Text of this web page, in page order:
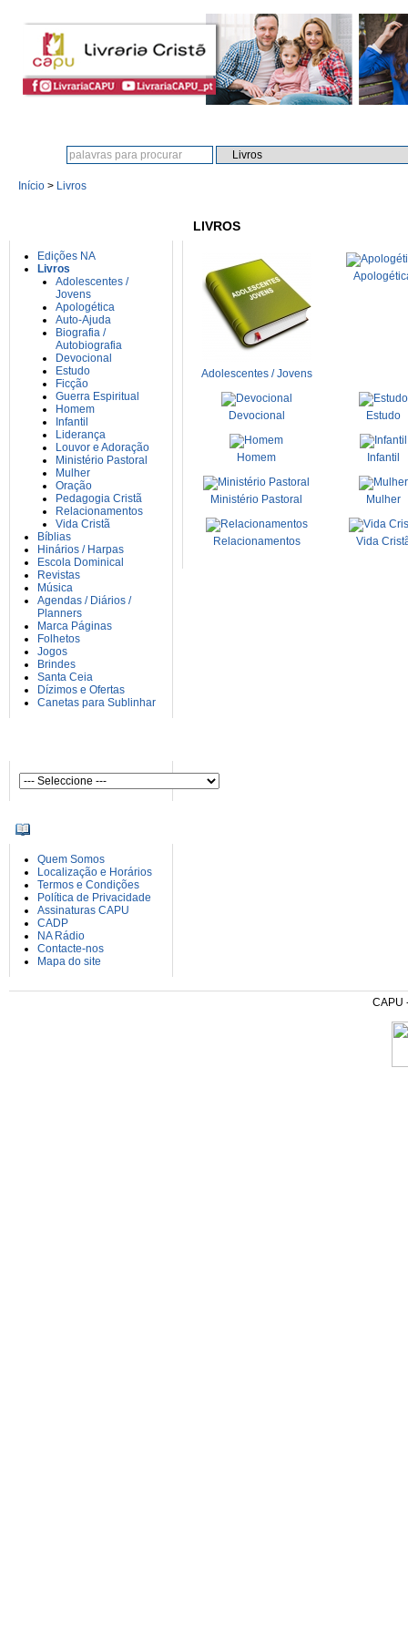
Início > Livros
Edições NA
Livros
Adolescentes /
Jovens
Apologética
Auto-Ajuda
Biografia /
Autobiografia
Devocional
Estudo
Ficção
Guerra Espiritual
Homem
Infantil
Liderança
Louvor e Adoração
Ministério Pastoral
Mulher
Oração
Pedagogia Cristã
Relacionamentos
Vida Cristã
Bíblias
Hinários / Harpas
Escola Dominical
Revistas
Música
Agendas / Diários /
Planners
Marca Páginas
Folhetos
Jogos
Brindes
Santa Ceia
Dízimos e Ofertas
Canetas para Sublinhar
Quem Somos
Localização e Horários
Termos e Condições
Política de Privacidade
Assinaturas CAPU
CADP
NA Rádio
Contacte-nos
Mapa do site
LIVROS
Adolescentes / Jovens
Devocional Estudo
Homem Infantil
Ministério Pastoral Mulher
Relacionamentos Vida
CAPU